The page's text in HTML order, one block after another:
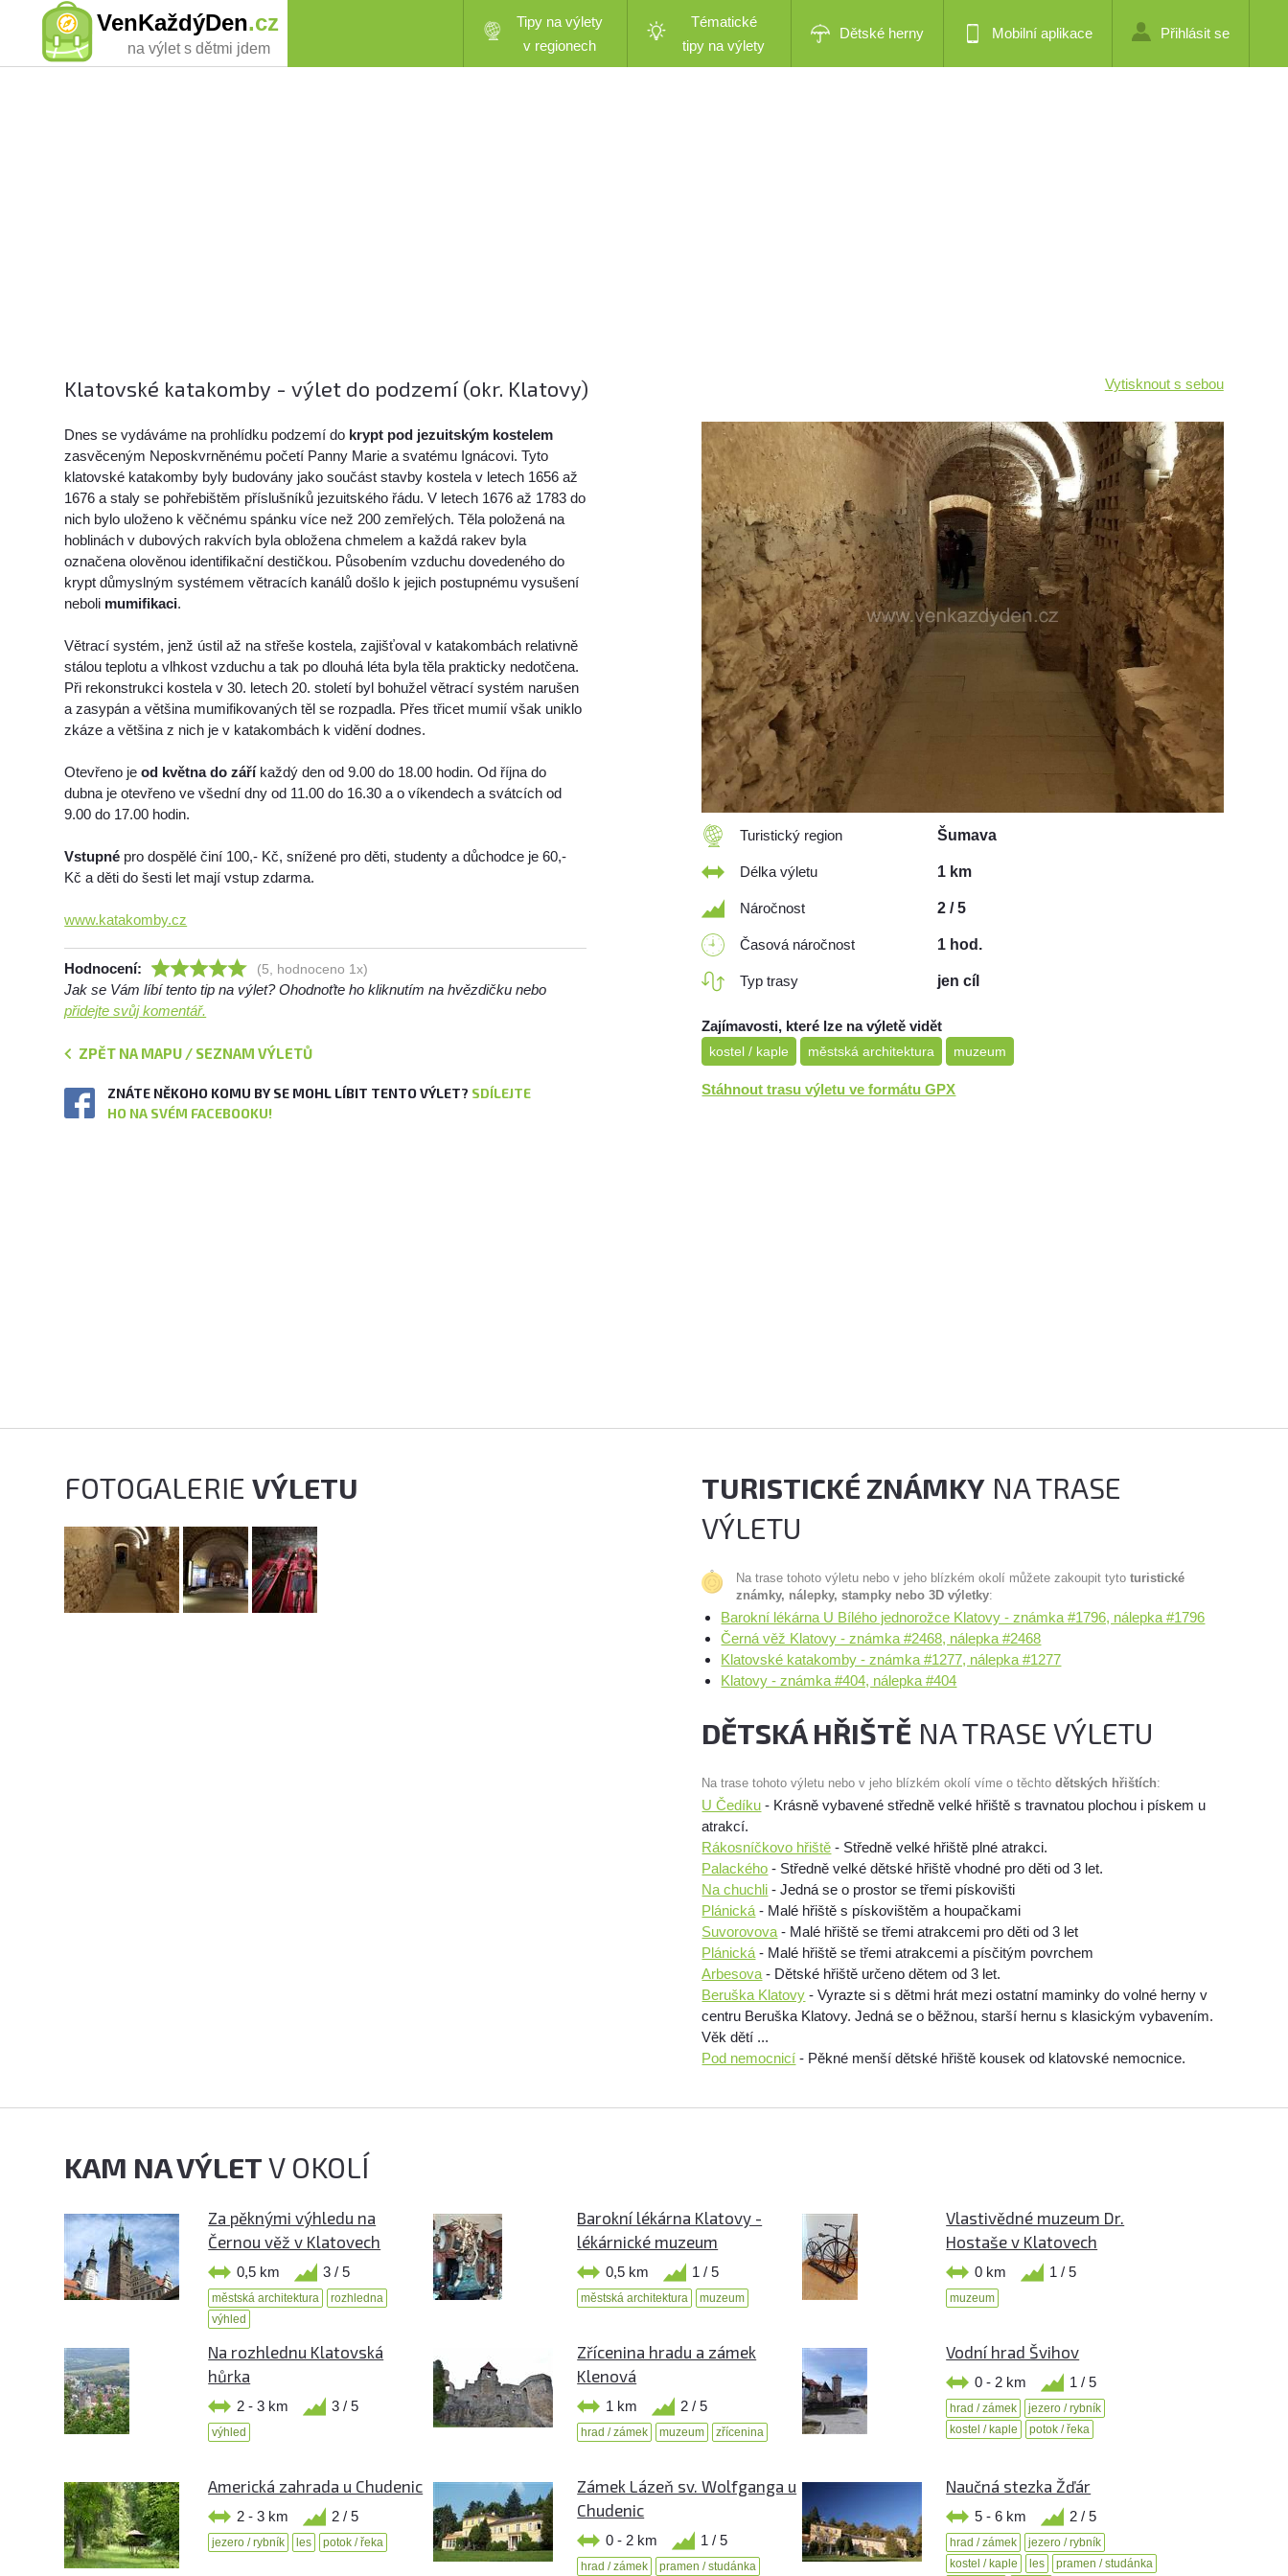
VenKaždýDen.cz
na výlet s dětmi jdem
Tipy na výlety
v regionech
Tématické
tipy na výlety
Dětské herny Mobilní aplikace Přihlásit se
Klatovské katakomby - výlet do podzemí (okr. Klatovy) Vytisknout s sebou
Dnes se vydáváme na prohlídku podzemí do krypt pod jezuitským kostelem
zasvěceným Neposkvrněnému početí Panny Marie a svatému Ignácovi. Tyto
klatovské katakomby byly budovány jako součást stavby kostela v letech 1656 až
1676 a staly se pohřebištěm příslušníků jezuitského řádu. V letech 1676 až 1783 do
nich bylo uloženo k věčnému spánku více než 200 zemřelých. Těla položená na
hoblinách v dubových rakvích byla obložena chmelem a každá rakev byla
označena olověnou identifikační destičkou. Působením vzduchu dovedeného do
krypt důmyslným systémem větracích kanálů došlo k jejich postupnému vysušení
neboli mumifikaci.
Větrací systém, jenž ústil až na střeše kostela, zajišťoval v katakombách relativně
stálou teplotu a vlhkost vzduchu a tak po dlouhá léta byla těla prakticky nedotčena.
Při rekonstrukci kostela v 30. letech 20. století byl bohužel větrací systém narušen
a zasypán a většina mumifikovaných těl se rozpadla. Přes třicet mumií však uniklo
zkáze a většina z nich je v katakombách k vidění dodnes.
Otevřeno jeod května do záříkaždý den od 9.00 do 18.00 hodin. Od října do
dubna je otevřeno ve všední dny od 11.00 do 16.30 a o víkendech a svátcích od
9.00 do 17.00 hodin.
Vstupné pro dospělé činí 100,- Kč, snížené pro děti, studenty a důchodce je 60,-
Kč a děti do šesti let mají vstup zdarma.
www.katakomby.cz
Hodnocení: (5, hodnoceno 1x)
Jak se Vám líbí tento tip na výlet? Ohodnoťte ho kliknutím na hvězdičku nebo
přidejte svůj komentář.
ZPĚT NA MAPU / SEZNAM VÝLETŮ
ZNÁTE NĚKOHO KOMU BY SE MOHL LÍBIT TENTO VÝLET? SDÍLEJTE
HO NA SVÉM FACEBOOKU!
Turistický region Šumava
Délka výletu 1 km
Náročnost 2 / 5
Časová náročnost 1 hod.
Typ trasy jen cíl
Zajímavosti, které lze na výletě vidět
kostel / kaple městská architektura muzeum
Stáhnout trasu výletu ve formátu GPX
FOTOGALERIEVÝLETU TURISTICKÉ ZNÁMKY NA TRASE
VÝLETU
Na trase tohoto výletu nebo v jeho blízkém okolí můžete zakoupit tytoturistické
známky, nálepky, stampky nebo 3D výletky:
Barokní lékárna U Bílého jednorožce Klatovy - známka #1796, nálepka #1796
Černá věž Klatovy - známka #2468, nálepka #2468
Klatovské katakomby - známka #1277, nálepka #1277
Klatovy - známka #404, nálepka #404
DĚTSKÁ HŘIŠTĚ NA TRASE VÝLETU
Na trase tohoto výletu nebo v jeho blízkém okolí víme o těchtodětských hřištích:
U Čedíku - Krásně vybavené středně velké hřiště s travnatou plochou i pískem u
atrakcí.
Rákosníčkovo hřiště - Středně velké hřiště plné atrakci.
Palackého - Středně velké dětské hřiště vhodné pro děti od 3 let.
Na chuchli - Jedná se o prostor se třemi pískovišti
Plánická - Malé hřiště s pískovištěm a houpačkami
Suvorovova - Malé hřiště se třemi atrakcemi pro děti od 3 let
Plánická - Malé hřiště se třemi atrakcemi a písčitým povrchem
Arbesova - Dětské hřiště určeno dětem od 3 let.
Beruška Klatovy - Vyrazte si s dětmi hrát mezi ostatní maminky do volné herny v
centru Beruška Klatovy. Jedná se o běžnou, starší hernu s klasickým vybavením.
Věk dětí ...
Pod nemocnicí - Pěkné menší dětské hřiště kousek od klatovské nemocnice.
KAM NA VÝLETV OKOLÍ
Za pěknými výhledu na
Černou věž v Klatovech
0,5 km 3 / 5
městská architektura
rozhledna
výhled
Barokní lékárna Klatovy -
lékárnické muzeum
0,5 km 1 / 5
městská architektura muzeum
Vlastivědné muzeum Dr.
Hostaše v Klatovech
0 km 1 / 5
muzeum
Na rozhlednu Klatovská
hůrka
2 - 3 km 3 / 5
výhled
Zřícenina hradu a zámek
Klenová
1 km 2 / 5
hrad / zámek muzeum zřícenina
Vodní hrad Švihov
0 - 2 km 1 / 5
hrad / zámek
jezero / rybník
kostel / kaple
potok / řeka
Americká zahrada u Chudenic
2 - 3 km 2 / 5
jezero / rybník les potok / řeka
Zámek Lázeň sv. Wolfganga u
Chudenic
0 - 2 km 1 / 5
hrad / zámek pramen / studánka
Naučná stezka Žďár
5 - 6 km 2 / 5
hrad / zámek
jezero / rybník
kostel / kaple
les
pramen / studánka